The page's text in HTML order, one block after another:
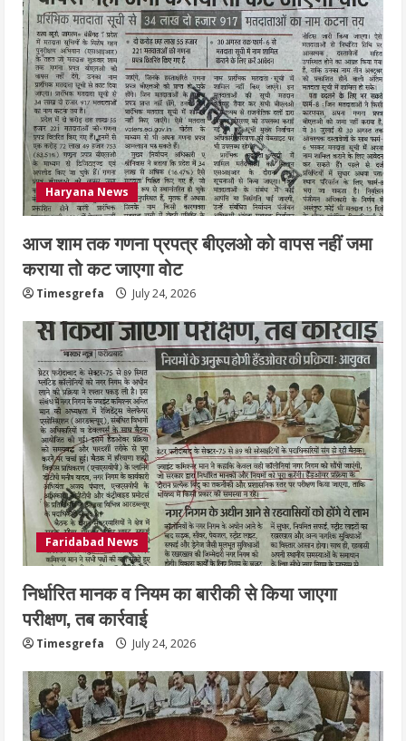
5
Haryana News
आज शाम तक गणना प्रपत्र बीएलओ को वापस नहीं जमा
कराया तो कट जाएगा वोट
Timesgrefa July 24, 2026
Faridabad News
निर्धारित मानक व नियम का बारीकी से किया जाएगा
परीक्षण, तब कार्रवाई
Timesgrefa July 24, 2026